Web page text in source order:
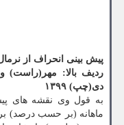
پیش بینی انحراف از
ردیف بالا: مهر(راست)
دی(چپ) ۱۳۹۹
به قول وی نقشه های